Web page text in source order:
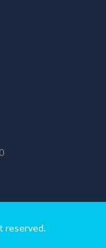
reserved.